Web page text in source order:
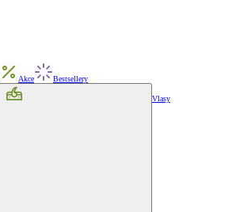
Akce Bestsellery
Vlasy